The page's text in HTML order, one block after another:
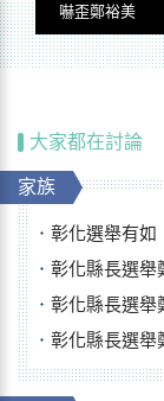
嚇歪鄭裕美
大家都在討論
家族
彰化選舉有如
彰化縣長選舉鄭
彰化縣長選舉鄭
彰化縣長選舉鄭